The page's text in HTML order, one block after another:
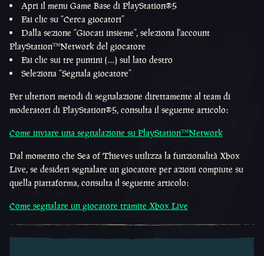
Apri il menu Game Base di PlayStation®5
Fai clic su “Cerca giocatori”
Dalla sezione “Giocati insieme”, seleziona l'account
PlayStation™Network del giocatore
Fai clic sui tre puntini (…) sul lato destro
Seleziona “Segnala giocatore”
Per ulteriori metodi di segnalazione direttamente al team di
moderatori di PlayStation®5, consulta il seguente articolo:
Come inviare una segnalazione su PlayStation™Network
Dal momento che Sea of Thieves utilizza la funzionalità Xbox
Live, se desideri segnalare un giocatore per azioni compiute su
quella piattaforma, consulta il seguente articolo:
Come segnalare un giocatore tramite Xbox Live